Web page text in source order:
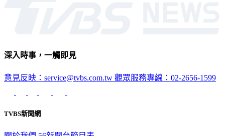
深入時事，一觸即見
意見反映：service@tvbs.com.tw 觀眾服務專線：02-2656-1599
TVBS新聞網